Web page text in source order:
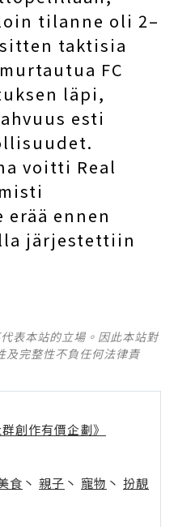
tilanne oli 2–
taktisia
FC
läpi,
esti
voitti Real
erää ennen
järjestettiin
表本站的立場。因此本站對
及完整性不負任何法律責
創作有價企劃》
食 丶 親子 丶 寵物 丶 扮靚